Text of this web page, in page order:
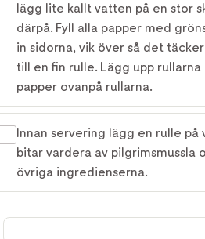
lägg lite kallt vatten på en stor
därpå. Fyll alla papper med
in sidorna, vik över så det
till en fin rulle. Lägg upp
papper ovanpå rullarna.
Innan servering lägg en rulle
bitar vardera av pilgrimsmussla
övriga ingredienserna.